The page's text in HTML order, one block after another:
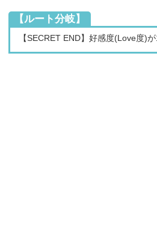
【ルート分岐】
【SECRET END】好感度(Love度)